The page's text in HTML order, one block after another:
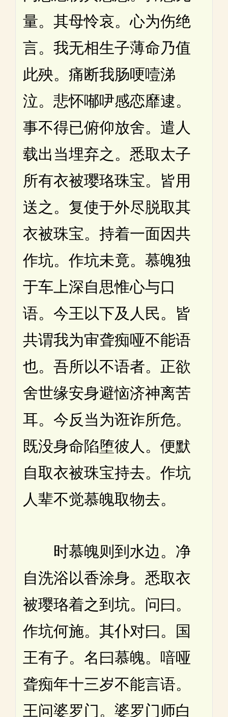
量。其母怜哀。心为伤绝
言。我无相生子薄命乃值
此殃。痛断我肠哽噎涕
泣。悲怀喐吚感恋靡逮。
事不得已俯仰放舍。遣人
载出当埋弃之。悉取太子
所有衣被璎珞珠宝。皆用
送之。复使于外尽脱取其
衣被珠宝。持着一面因共
作坑。作坑未竟。慕魄独
于车上深自思惟心与口
语。今王以下及人民。皆
共谓我为审聋痴哑不能语
也。吾所以不语者。正欲
舍世缘安身避恼济神离苦
耳。今反当为诳诈所危。
既没身命陷堕彼人。便默
自取衣被珠宝持去。作坑
人辈不觉慕魄取物去。
时慕魄则到水边。净
自洗浴以香涂身。悉取衣
被璎珞着之到坑。问曰。
作坑何施。其仆对曰。国
王有子。名曰慕魄。喑哑
聋痴年十三岁不能言语。
王问婆罗门。婆罗门师白